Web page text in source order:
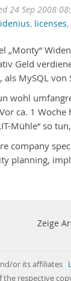
24 Sep 2008
, licenses,
„Monty“
Geld
als MySQL
wohl
ca. 1 Woche
Mühle“ so
company
planning,
Zeige
or its affiliates
respective